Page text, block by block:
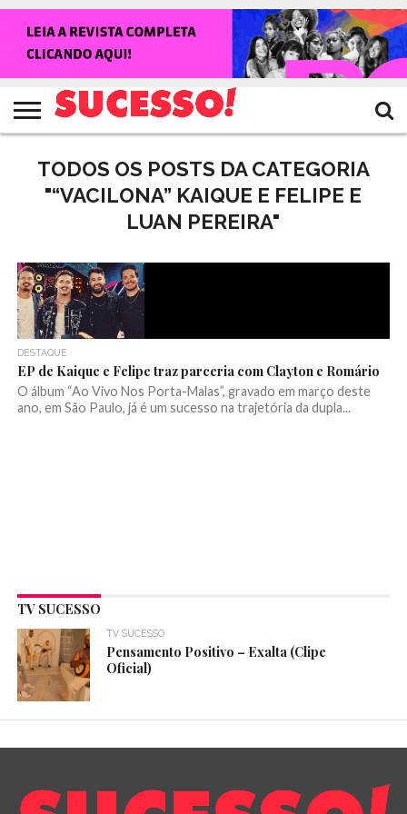
NOTÍCIAS
SHOWS
ENTREVISTAS
CLIQUES
RANKING
CROWLEY
TV
SUCESSO!
REVISTA
SUCESSO!
TODOS OS POSTS DA CATEGORIA
"“VACILONA” KAIQUE E FELIPE E
LUAN PEREIRA"
DESTAQUE
EP de Kaique e Felipe traz parceria com Clayton e Romário
O álbum “Ao Vivo Nos Porta-Malas”, gravado em março deste
ano, em São Paulo, já é um sucesso na trajetória da dupla...
TV SUCESSO
TV SUCESSO
Pensamento Positivo – Exalta (Clipe
Oficial)